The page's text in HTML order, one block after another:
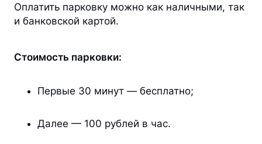
Оплатить парковку можно как наличными, так
и банковской картой.
Стоимость парковки:
Первые 30 минут — бесплатно;
Далее — 100 рублей в час.